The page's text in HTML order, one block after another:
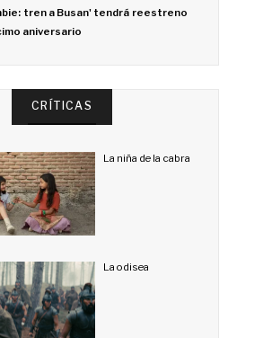
tren a Busan' tendrá reestreno
aniversario
CRÍTICAS
La niña de la cabra
La odisea